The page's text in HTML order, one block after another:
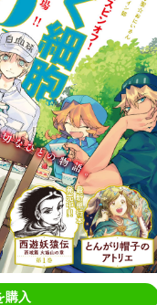
購入